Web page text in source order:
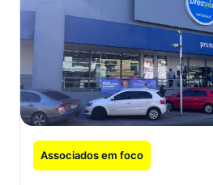
Associados em foco